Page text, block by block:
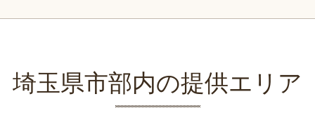
埼玉県市部内の提供エリア